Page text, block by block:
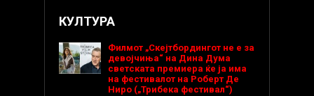
КУЛТУРА
Филмот „Скејтбордингот не е за
девојчиња“ на Дина Дума
светската премиера ќе ја има
на фестивалот на Роберт Де
Ниро („Трибека фестивал“)